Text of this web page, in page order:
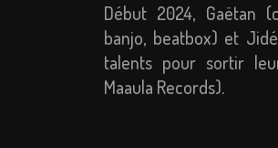
Début 2024, Gaëtan
banjo, beatbox) et
talents pour sortir
Maaula Records).